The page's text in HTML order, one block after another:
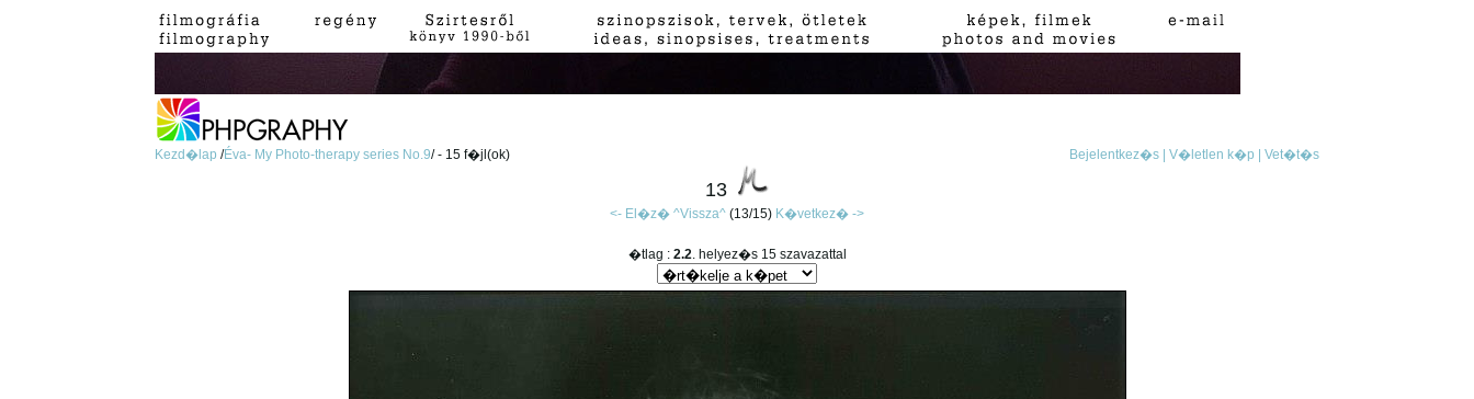
Kezd�lap /Éva- My Photo-therapy series No.9/ - 15 f�jl(ok) Bejelentkez�s | V�letlen k�p | Vet�t�s
13
<- El�z� ^Vissza^ (13/15) K�vetkez� ->
�tlag : 2.2. helyez�s 15 szavazattal